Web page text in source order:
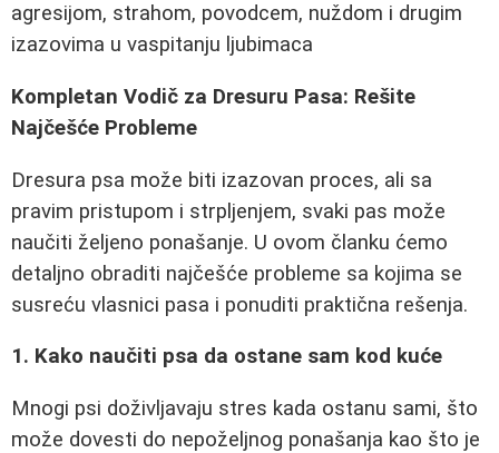
agresijom, strahom, povodcem, nuždom i drugim
izazovima u vaspitanju ljubimaca
Kompletan Vodič za Dresuru Pasa: Rešite
Najčešće Probleme
Dresura psa može biti izazovan proces, ali sa
pravim pristupom i strpljenjem, svaki pas može
naučiti željeno ponašanje. U ovom članku ćemo
detaljno obraditi najčešće probleme sa kojima se
susreću vlasnici pasa i ponuditi praktična rešenja.
1. Kako naučiti psa da ostane sam kod kuće
Mnogi psi doživljavaju stres kada ostanu sami, što
može dovesti do nepoželjnog ponašanja kao što je